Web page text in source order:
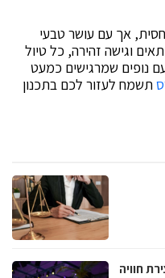
אך עם עושר טבעי
וגישה זהירה, כל טיול
נופים שמרגישים כמעט
תשמח לעזור לכם בתכנון
חוויה